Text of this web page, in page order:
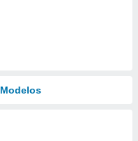
Modelos